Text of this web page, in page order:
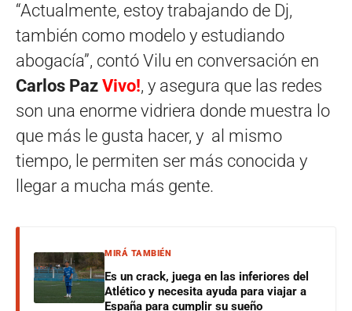
“Actualmente, estoy trabajando de Dj,
también como modelo y estudiando
abogacía”, contó Vilu en conversación en
Carlos Paz Vivo!, y asegura que las redes
son una enorme vidriera donde muestra lo
que más le gusta hacer, y al mismo
tiempo, le permiten ser más conocida y
llegar a mucha más gente.
MIRÁ TAMBIÉN
Es un crack, juega en las inferiores del
Atlético y necesita ayuda para viajar a
España para cumplir su sueño